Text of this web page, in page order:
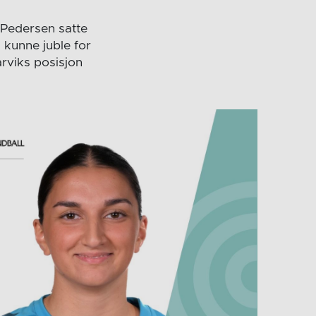
satte
juble for
posisjon